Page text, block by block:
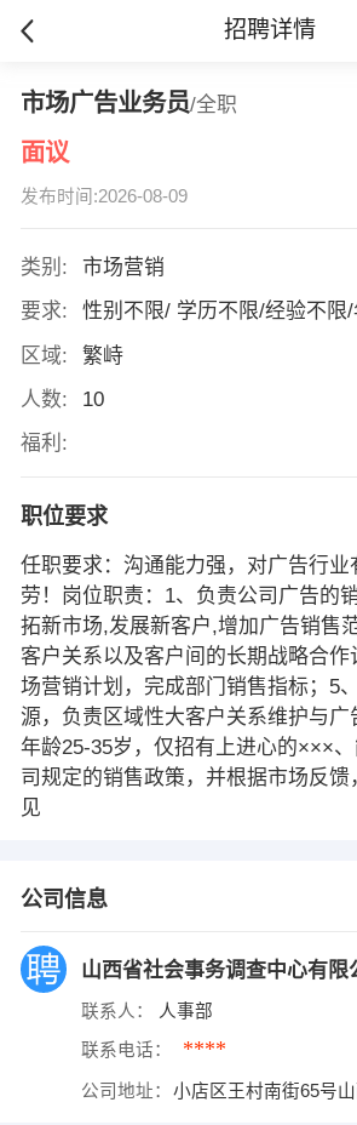
招聘详情
市场广告业务员/全职
面议
发布时间:2026-08-09
类别:
市场营销
要求:
性别不限/ 学历不限/经验不限
区域:
繁峙
人数:
10
福利:
职位要求
任职要求：沟通能力强，对广告行
劳！岗位职责：1、负责公司广告的
拓新市场,发展新客户,增加广告销售
客户关系以及客户间的长期战略合作
场营销计划，完成部门销售指标；5
源，负责区域性大客户关系维护与广
年龄25-35岁，仅招有上进心的×××
司规定的销售政策，并根据市场反馈
见
公司信息
山西省社会事务调查中心有限
联系人： 人事部
联系电话： ****
公司地址： 小店区王村南街65号